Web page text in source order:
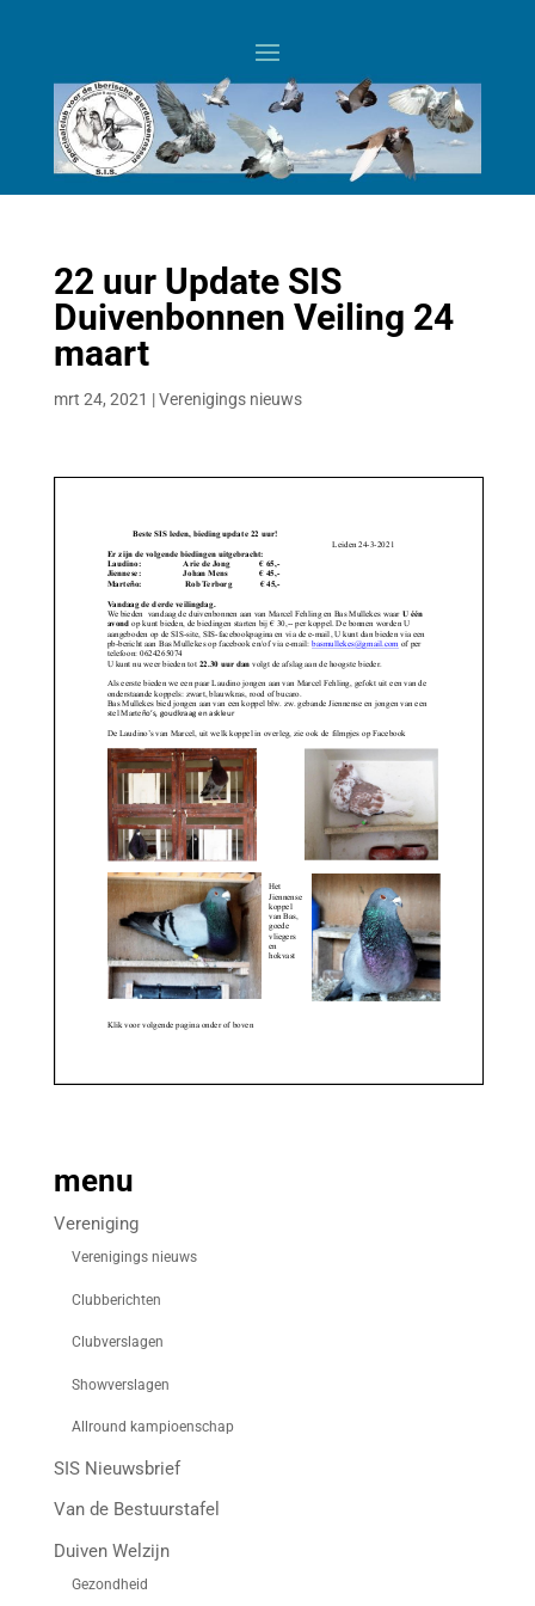
22 uur Update SIS
Duivenbonnen Veiling 24
maart
mrt 24, 2021 |Verenigings nieuws
menu
Vereniging
Verenigings nieuws
Clubberichten
Clubverslagen
Showverslagen
Allround kampioenschap
SIS Nieuwsbrief
Van de Bestuurstafel
Duiven Welzijn
Gezondheid